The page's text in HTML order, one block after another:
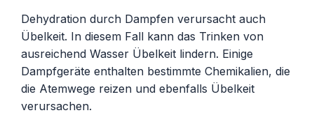
Dehydration durch Dampfen verursacht auch
Übelkeit. In diesem Fall kann das Trinken von
ausreichend Wasser Übelkeit lindern. Einige
Dampfgeräte enthalten bestimmte Chemikalien, die
die Atemwege reizen und ebenfalls Übelkeit
verursachen.